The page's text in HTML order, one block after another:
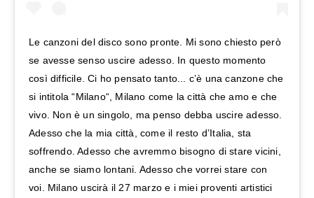
Le canzoni del disco sono pronte. Mi sono chiesto però
se avesse senso uscire adesso. In questo momento
così difficile. Ci ho pensato tanto... c’è una canzone che
si intitola “Milano“, Milano come la città che amo e che
vivo. Non è un singolo, ma penso debba uscire adesso.
Adesso che la mia città, come il resto d’Italia, sta
soffrendo. Adesso che avremmo bisogno di stare vicini,
anche se siamo lontani. Adesso che vorrei stare con
voi. Milano uscirà il 27 marzo e i miei proventi artistici